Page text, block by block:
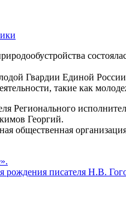
Гвардии Единой
такие как
Регионального
Георгий.
рождения писателя Н.В.